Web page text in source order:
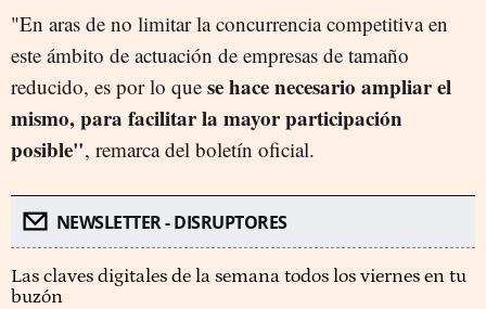
"En aras de no limitar la concurrencia competitiva en
este ámbito de actuación de empresas de tamaño
reducido, es por lo que se hace necesario ampliar el
mismo, para facilitar la mayor participación
posible", remarca del boletín oficial.
NEWSLETTER - DISRUPTORES
Las claves digitales de la semana todos los viernes en tu
buzón